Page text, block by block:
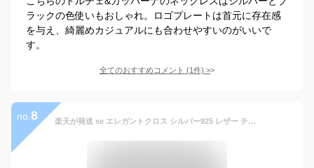
ラックの色使いもおしゃれ。ロゴプレートは首元に存在感
を与え、綺麗めカジュアルにも合わせやすいのがいいで
す。
全てのおすすめコメント (1件) >
no. 8 楽天が発送 se エレガントクロス シルバー925 レザー チョーカー 革紐ネックレス メンズ ビッグペンダント 夏 冬 編み込み 革紐 黒 ブラック オニキス 十字架 首輪[DEBUT] シルバーアクセサリー_ect[logi]